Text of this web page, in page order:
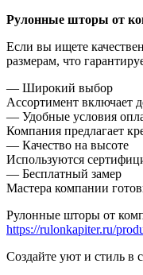
Рулонные шторы от
Если вы ищете
размерам, что
— Широкий выбор
Ассортимент включает
— Удобные условия
Компания предлагает
— Качество на высоте
Используются
— Бесплатный замер
Мастера компании
Рулонные шторы от
https://rulonkapiter.ru/
Создайте уют и стиль в